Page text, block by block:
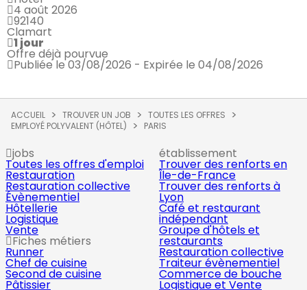
4 août 2026
92140
Clamart
1 jour
Offre déjà pourvue
Publiée le 03/08/2026 - Expirée le 04/08/2026
ACCUEIL TROUVER UN JOB
TOUTES LES OFFRES
EMPLOYÉ POLYVALENT (HÔTEL)
PARIS
jobs
Toutes les offres d'emploi
Restauration
Restauration collective
Évènementiel
Hôtellerie
Logistique
Vente
Fiches métiers
Runner
Chef de cuisine
Second de cuisine
Pâtissier
établissement
Trouver des renforts en
Île-de-France
Trouver des renforts à
Lyon
Café et restaurant
indépendant
Groupe d'hôtels et
restaurants
Restauration collective
Traiteur évènementiel
Commerce de bouche
Logistique et Vente